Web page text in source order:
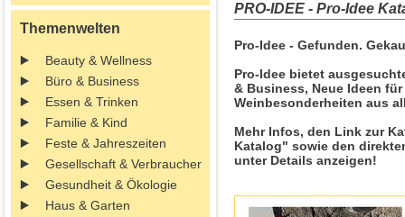
Themenwelten
Beauty & Wellness
Büro & Business
Essen & Trinken
Familie & Kind
Feste & Jahreszeiten
Gesellschaft & Verbraucher
Gesundheit & Ökologie
Haus & Garten
PRO-IDEE - Pro-Idee
Pro-Idee - Gefunden.
Pro-Idee bietet
& Business, Neue Ideen
Weinbesonderheiten aus
Mehr Infos, den Link zur
Katalog" sowie den
unter Details anzeigen!